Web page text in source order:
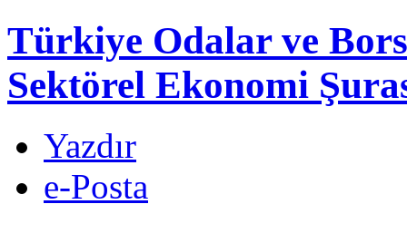
Türkiye Odalar ve
Sektörel Ekonomi
Yazdır
e-Posta